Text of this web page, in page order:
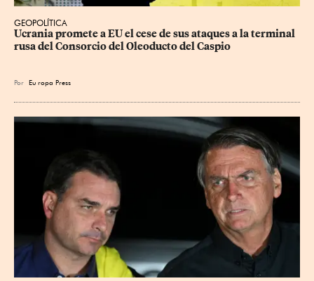
GEOPOLÍTICA
Ucrania promete a EU el cese de sus ataques a la terminal
rusa del Consorcio del Oleoducto del Caspio
Por Eu ropa Press